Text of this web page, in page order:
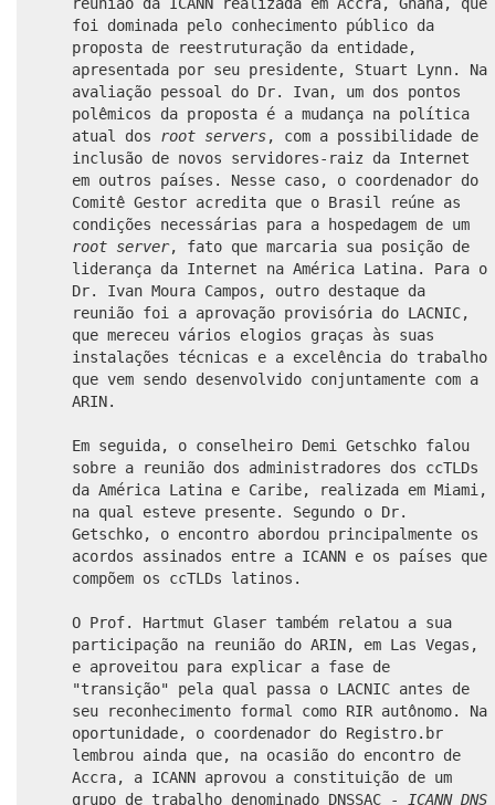
foi dominada pelo conhecimento público da
proposta de reestruturação da entidade,
apresentada por seu presidente, Stuart Lynn. Na
avaliação pessoal do Dr. Ivan, um dos pontos
polêmicos da proposta é a mudança na política
atual dos root servers, com a possibilidade de
inclusão de novos servidores-raiz da Internet
em outros países. Nesse caso, o coordenador do
Comitê Gestor acredita que o Brasil reúne as
condições necessárias para a hospedagem de um
root server, fato que marcaria sua posição de
liderança da Internet na América Latina. Para o
Dr. Ivan Moura Campos, outro destaque da
reunião foi a aprovação provisória do LACNIC,
que mereceu vários elogios graças às suas
instalações técnicas e a excelência do trabalho
que vem sendo desenvolvido conjuntamente com a
ARIN.
Em seguida, o conselheiro Demi Getschko falou
sobre a reunião dos administradores dos ccTLDs
da América Latina e Caribe, realizada em Miami,
na qual esteve presente. Segundo o Dr.
Getschko, o encontro abordou principalmente os
acordos assinados entre a ICANN e os países que
compõem os ccTLDs latinos.
O Prof. Hartmut Glaser também relatou a sua
participação na reunião do ARIN, em Las Vegas,
e aproveitou para explicar a fase de
"transição" pela qual passa o LACNIC antes de
seu reconhecimento formal como RIR autônomo. Na
oportunidade, o coordenador do Registro.br
lembrou ainda que, na ocasião do encontro de
Accra, a ICANN aprovou a constituição de um
grupo de trabalho denominado DNSSAC -
ICANNDNS